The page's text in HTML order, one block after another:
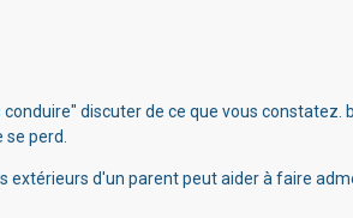
discuter de ce que vous
perd.
extérieurs d'un parent peut aider à faire